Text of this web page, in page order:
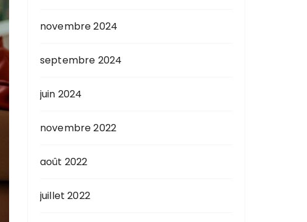
novembre 2024
septembre 2024
juin 2024
novembre 2022
août 2022
juillet 2022